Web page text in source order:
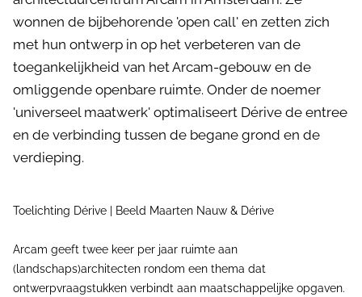
wonnen de bijbehorende 'open call' en zetten zich
met hun ontwerp in op het verbeteren van de
toegankelijkheid van het Arcam-gebouw en de
omliggende openbare ruimte. Onder de noemer
'universeel maatwerk' optimaliseert Dérive de entree
en de verbinding tussen de begane grond en de
verdieping.
Toelichting Dérive | Beeld Maarten Nauw & Dérive
Arcam geeft twee keer per jaar ruimte aan
(landschaps)architecten rondom een thema dat
ontwerpvraagstukken verbindt aan maatschappelijke opgaven.